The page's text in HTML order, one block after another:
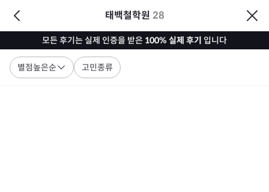
태백철학원 28
모든 후기는 실제 인증을 받은 100% 실제 후기 입니다
별점높은순 고민종류